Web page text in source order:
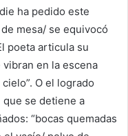
ha pedido este
mesa/ se equivocó
poeta articula su
en la escena
O el logrado
que se detiene a
“bocas quemadas